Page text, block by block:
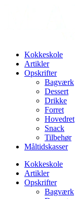
Kokkeskole
Artikler
Opskrifter
Bagværk
Dessert
Drikke
Forret
Hovedret
Snack
Tilbehør
Måltidskasser
Kokkeskole
Artikler
Opskrifter
Bagværk